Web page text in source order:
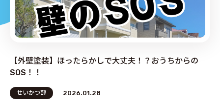
【外壁塗装】ほったらかしで大丈夫！？おうちからの
SOS！！
せいかつ部 2026.01.28